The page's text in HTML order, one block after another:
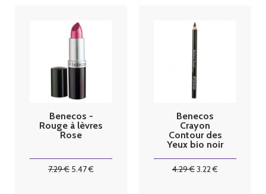
Benecos -
Rouge à lèvres
Rose
7.29€ 5.47€
Benecos
Crayon
Contour des
Yeux bio noir
4.29€3.22€